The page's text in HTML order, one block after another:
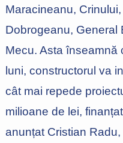
Maracineanu,
Dobrogeanu, General
Mecu. Asta înseamnă
luni, constructorul va
cât mai repede
milioane de lei,
anunțat Cristian